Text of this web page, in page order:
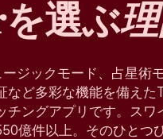
選ぶ
ジックモード、占星術
など多彩な機能を備え
チングアプリです。ス
億件以上。そのひとつ